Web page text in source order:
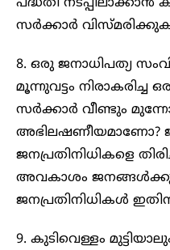
പദ്ധതി
സർക്കാർ
8. ഒരു ജനാധിപത്യ
മൂന്നുവട്ടം
സർക്കാർ വീണ്ടും
അഭിലഷണീയമാണോ?
ജനപ്രതിനിധികളെ
അവകാശം
ജനപ്രതിനിധികൾ
9. കുടിവെള്ളം